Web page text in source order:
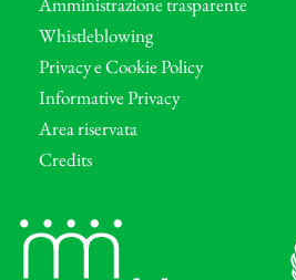
Whistleblowing
Privacy e Cookie Policy
Informative Privacy
Area riservata
Credits